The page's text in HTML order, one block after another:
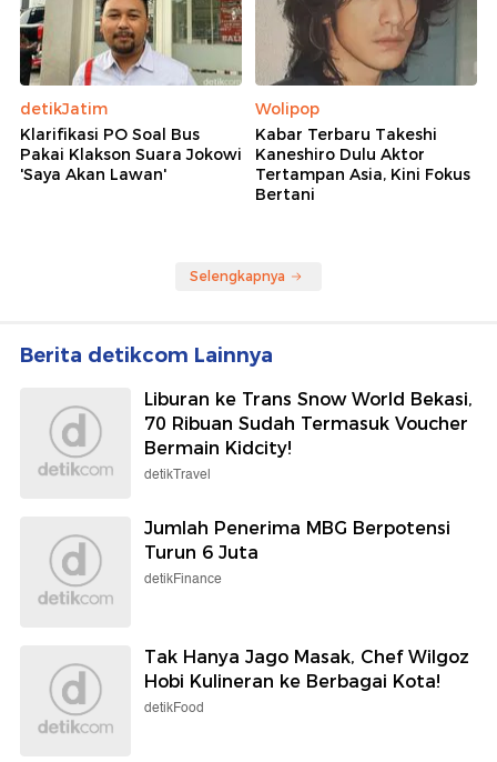
detikJatim
Klarifikasi PO Soal Bus
Pakai Klakson Suara Jokowi
'Saya Akan Lawan'
Wolipop
Kabar Terbaru Takeshi
Kaneshiro Dulu Aktor
Tertampan Asia, Kini Fokus
Bertani
Selengkapnya
Berita detikcom Lainnya
Liburan ke Trans Snow World Bekasi,
70 Ribuan Sudah Termasuk Voucher
Bermain Kidcity!
detikTravel
Jumlah Penerima MBG Berpotensi
Turun 6 Juta
detikFinance
Tak Hanya Jago Masak, Chef Wilgoz
Hobi Kulineran ke Berbagai Kota!
detikFood